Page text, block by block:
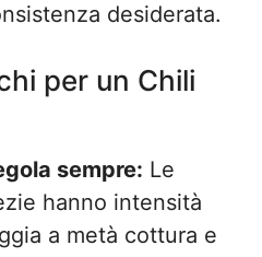
desiderata.
per un Chili
sempre: Le
hanno intensità
a metà cottura e